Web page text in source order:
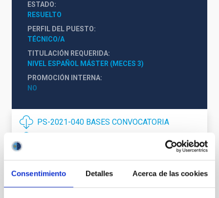
Consentimiento Detalles Acerca de las cookies
ESTADO
RESUELTO
PERFIL DEL PUESTO
TÉCNICO/A
TITULACIÓN REQUERIDA
NIVEL ESPAÑOL MÁSTER (MECES 3)
PROMOCIÓN INTERNA
NO
PS-2021-040 BASES CONVOCATORIA